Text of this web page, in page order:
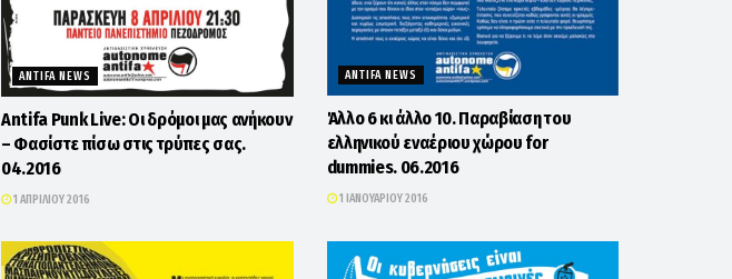
ANTIFA NEWS
Antifa Punk Live: Οι δρόμοι μας ανήκουν
– Φασίστε πίσω στις τρύπες σας.
04.2016
1 ΑΠΡΙΛΊΟΥ 2016
ANTIFA NEWS
Άλλο 6 κι άλλο 10. Παραβίαση του
ελληνικού εναέριου χώρου for
dummies. 06.2016
1 ΙΑΝΟΥΑΡΊΟΥ 2016